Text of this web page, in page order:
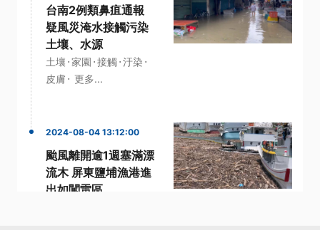
台南2例類鼻疽通報
疑風災淹水接觸污染
土壤、水源
土壤 ·家園 ·接觸·汙染 ·
皮膚 · 更多...
2024-08-04 13:12:00
颱風離開逾1週塞滿漂
流木 屏東鹽埔漁港進
出如闖雷區